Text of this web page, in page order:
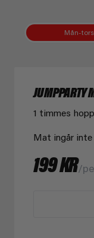
Mån-tors
JUMPPARTY
1 timmes
Mat ingår
199 KR/